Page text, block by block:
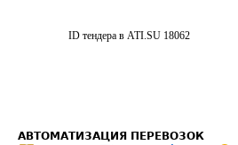
ID тендера в ATI.SU 18062
АВТОМАТИЗАЦИЯ ПЕРЕВОЗОК